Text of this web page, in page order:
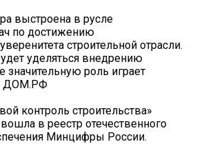
выстроена в русле
по достижению
строительной отрасли.
уделяться внедрению
значительную роль играет
ДОМ.РФ
контроль строительства»
в реестр отечественного
Минцифры России.